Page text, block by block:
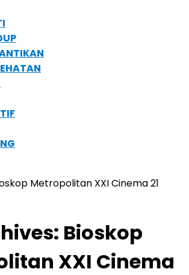
Metropolitan XXI Cinema 21
Bioskop
XXI Cinema